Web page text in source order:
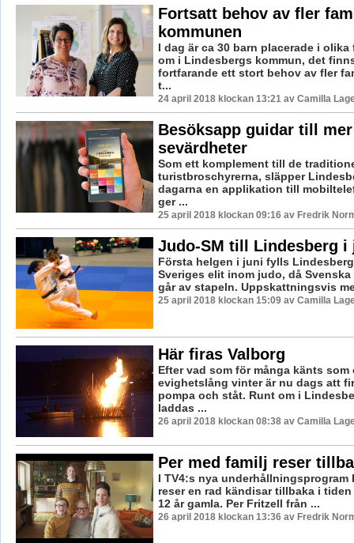
Fortsatt behov av fler
kommunen
I dag är ca 30 barn placerade i
om i Lindesbergs kommun, det
fortfarande ett stort behov av fler
t...
24 april 2018 klockan 13:21 av Camilla
Besöksapp guidar till
sevärdheter
Som ett komplement till de
turistbroschyrerna, släpper
dagarna en applikation till
ger ...
25 april 2018 klockan 09:16 av Fredrik
Judo-SM till Lindesberg i
Första helgen i juni fylls
Sveriges elit inom judo, då Svenska
går av stapeln. Uppskattningsvis
25 april 2018 klockan 15:09 av Camilla
Här firas Valborg
Efter vad som för många känts som
evighetslång vinter är nu dags att
pompa och ståt. Runt om i
laddas ...
26 april 2018 klockan 08:38 av Camilla
Per med familj reser
I TV4:s nya underhållningsprogram
reser en rad kändisar tillbaka i
12 år gamla. Per Fritzell från ...
26 april 2018 klockan 13:36 av Fredrik